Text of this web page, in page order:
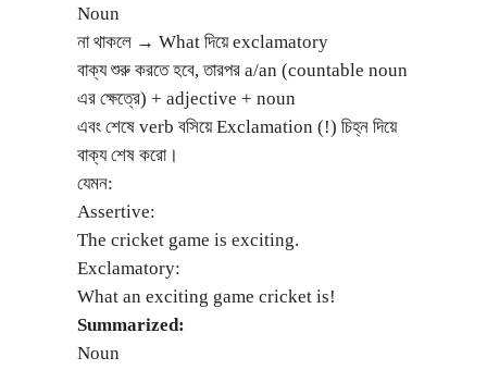
Noun
না থাকলে → What দিয়ে exclamatory
বাক্য শুরু করতে হবে, তারপর a/an (countable noun
এর ক্ষেত্রে) + adjective + noun
এবং শেষে verb বসিয়ে Exclamation (!) চিহ্ন দিয়ে
বাক্য শেষ করো।
যেমন:
Assertive:
The cricket game is exciting.
Exclamatory:
What an exciting game cricket is!
Summarized:
Noun